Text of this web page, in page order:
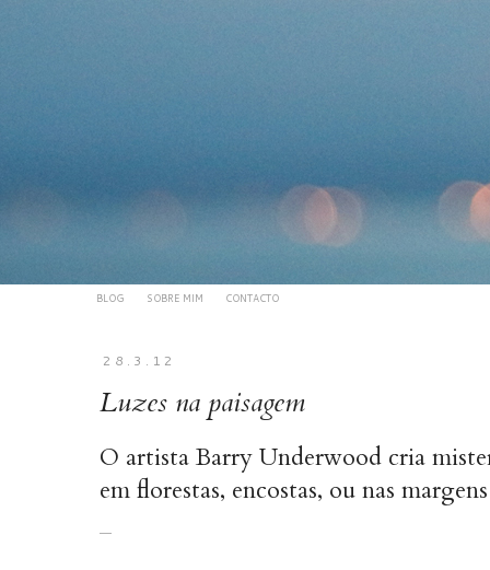
BLOG SOBRE MIM CONTACTO
28.3.12
Luzes na paisagem
O artista Barry Underwood cria
em florestas, encostas, ou nas